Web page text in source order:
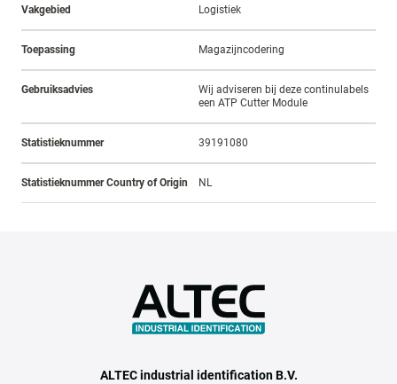
Vakgebied Logistiek
Toepassing Magazijncodering
Gebruiksadvies
Wij adviseren bij deze continulabels
een ATP Cutter Module
Statistieknummer 39191080
Statistieknummer Country of Origin NL
ALTEC industrial identification B.V.